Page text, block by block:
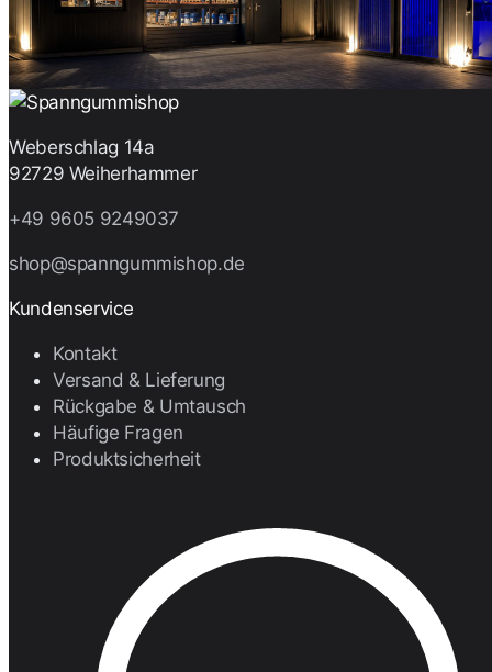
Weberschlag 14a
92729 Weiherhammer
+49 9605 9249037
shop@spanngummishop.de
Kundenservice
Kontakt
Versand & Lieferung
Rückgabe & Umtausch
Häufige Fragen
Produktsicherheit